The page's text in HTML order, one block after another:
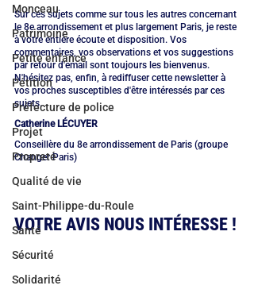
Monceau
Patrimoine
Petite enfance
Pétition
Préfecture de police
Projet
Propreté
Qualité de vie
Saint-Philippe-du-Roule
Santé
Sécurité
Solidarité
Sur ces sujets comme sur tous les autres concernant
le 8e arrondissement et plus largement Paris, je reste
à votre entière écoute et disposition. Vos
commentaires, vos observations et vos suggestions
par retour d'email sont toujours les bienvenus.
N'hésitez pas, enfin, à rediffuser cette newsletter à
vos proches susceptibles d'être intéressés par ces
sujets.
Catherine LÉCUYER
Conseillère du 8e arrondissement de Paris (groupe
Changer Paris)
VOTRE AVIS NOUS INTÉRESSE !